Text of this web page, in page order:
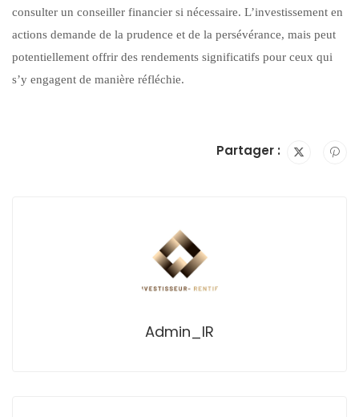
consulter un conseiller financier si nécessaire. L’investissement en
actions demande de la prudence et de la persévérance, mais peut
potentiellement offrir des rendements significatifs pour ceux qui
s’y engagent de manière réfléchie.
Partager :
Admin_IR